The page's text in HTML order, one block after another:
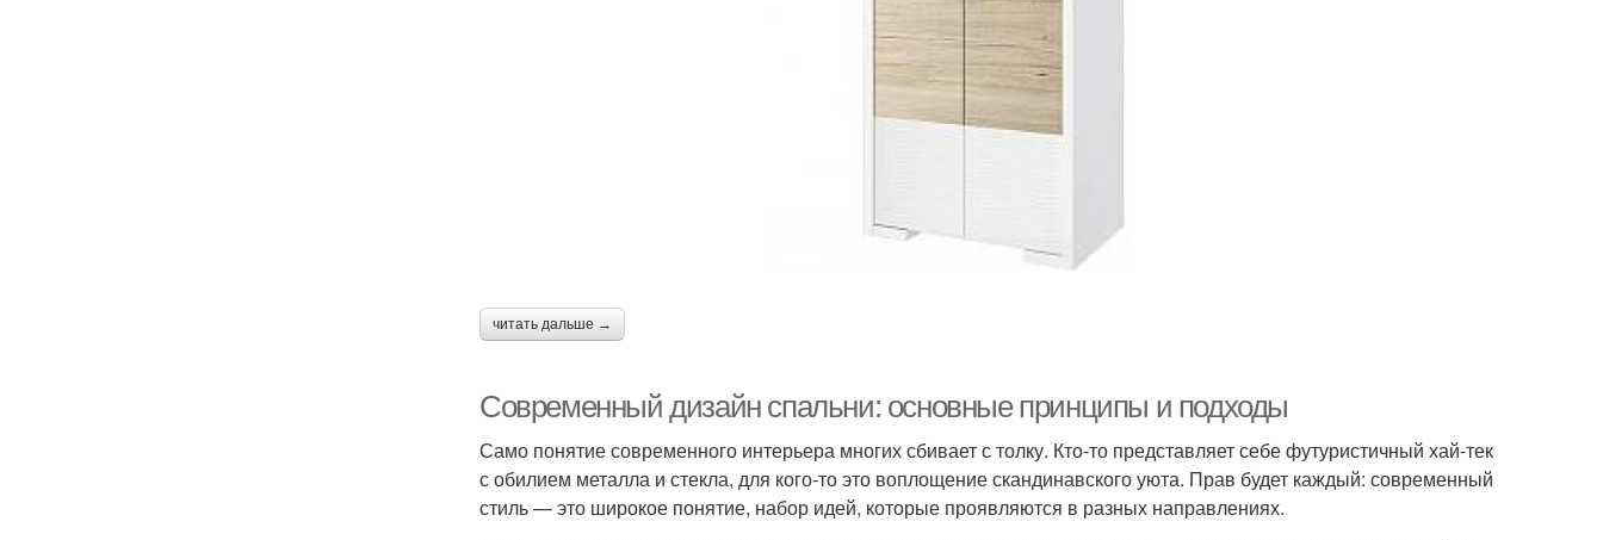
читать дальше →
Современный дизайн спальни: основные принципы и подходы
Само понятие современного интерьера многих сбивает с толку. Кто-то представляет себе футуристичный хай-тек
с обилием металла и стекла, для кого-то это воплощение скандинавского уюта. Прав будет каждый: современный
стиль — это широкое понятие, набор идей, которые проявляются в разных направлениях.